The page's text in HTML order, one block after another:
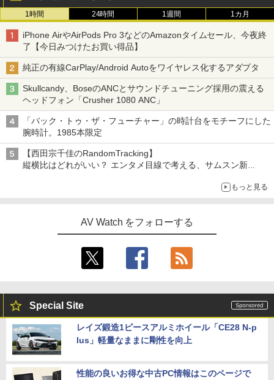
1時間 24時間 1週間 1カ月
iPhone AirやAirPods Pro 3などのAmazonタイムセール、今夜終
了【今日みつけたお買い得品】
純正の有線CarPlay/Android Autoをワイヤレス化するアダプタ
Skullcandy、BoseのANCとサウンドチューニング採用の震える
ヘッドフォン「Crusher 1080 ANC」
「バック・トゥ・ザ・フューチャー」の時計台をモチーフにした
腕時計。1985本限定
【西田宗千佳のRandomTracking】
縦横比はどれがいい？ エンタメ目線で考える、サムスン新
もっと見る
AV Watch をフォローする
Special Site
レイズ鍛造1ピースアルミホイール「CE28 N-p
lus」軽量なままに剛性を向上
性能の良いお得な中古PC情報はこのページで